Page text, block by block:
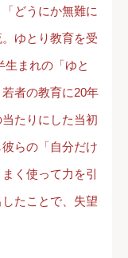
どうにか無難に
ゆとり教育を受
生まれの「ゆと
者の教育に20年
たりにした当初
らの「自分だけ
く使って力を引
たことで、失望